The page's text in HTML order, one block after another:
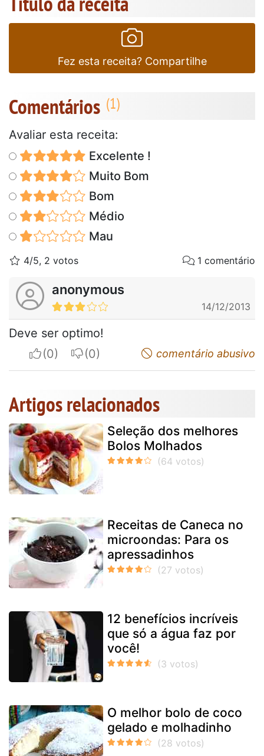
Fez esta receita? Compartilhe
Comentários
Avaliar esta receita:
Excelente !
Muito Bom
Bom
Médio
Mau
4/5, 2 votos 1 comentário
anonymous
14/12/2013
Deve ser optimo!
I apreciateI do not appreciatecomentário abusivo
Artigos relacionados
Seleção dos melhores
Bolos Molhados
Receitas de Caneca no
microondas: Para os
apressadinhos
12 benefícios incríveis
que só a água faz por
você!
O melhor bolo de coco
gelado e molhadinho